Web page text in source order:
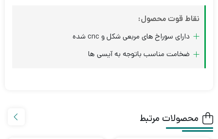
نقاط قوت محصول:
دارای سوراخ های مربعی شکل و cnc شده
ضخامت مناسب باتوجه به آیسی ها
محصولات مرتبط